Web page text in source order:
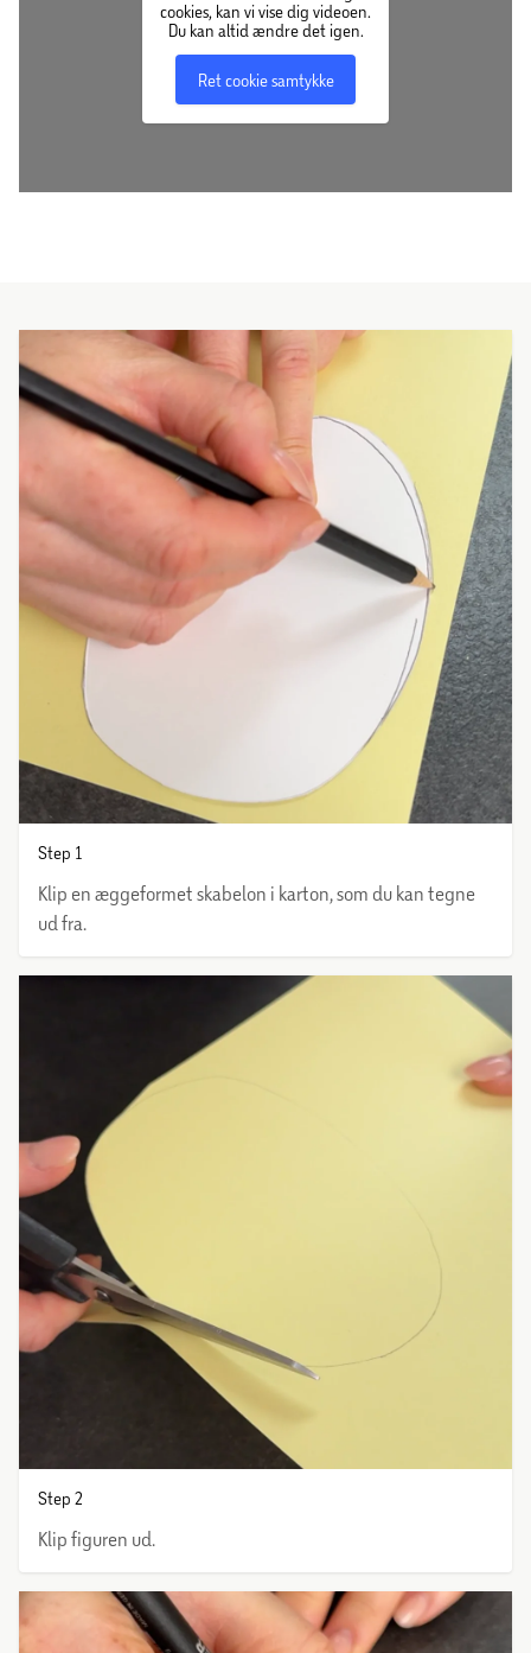
cookies, kan vi vise dig videoen.
Du kan altid ændre det igen.
Ret cookie samtykke
Step 1
Klip en æggeformet skabelon i karton, som du kan tegne
ud fra.
Step 2
Klip figuren ud.